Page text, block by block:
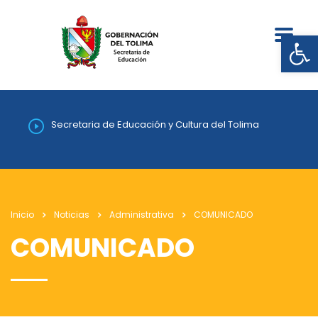
Secretaria de Educación y Cultura del Tolima
Inicio Noticias Administrativa COMUNICADO
COMUNICADO